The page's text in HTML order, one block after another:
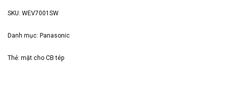
SKU: WEV7001SW
Danh mục: Panasonic
Thẻ: mặt cho CB tép